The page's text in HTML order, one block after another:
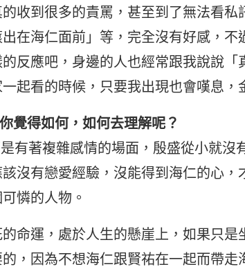
收到很多的責罵，甚至到了無法看
在海仁面前」等，完全沒有好感，
反應吧，身邊的人也經常跟我說說
起看的時候，只要我出現也會嘆息，
覺得如何，如何去理解呢？
有著複雜感情的場面，殷盛從小就沒
沒有戀愛經驗，沒能得到海仁的心
憐的人物。
命運，處於人生的懸崖上，如果只
，因為不想海仁跟賢祐在一起而帶